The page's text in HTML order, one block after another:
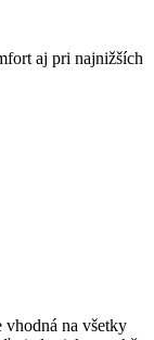
aj pri najnižších
na všetky